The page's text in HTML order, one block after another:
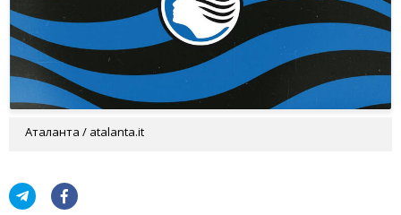
Аталанта / atalanta.it